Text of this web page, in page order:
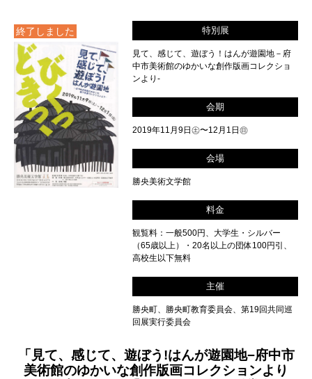
終了しました 特別展
見て、感じて、遊ぼう！はんが遊園地－府
中市美術館のゆかいな創作版画コレクショ
ンより‐
会期
2019年11月9日㊏〜12月1日㊐
会場
勝央美術文学館
料金
観覧料：一般500円、大学生・シルバー
（65歳以上）・20名以上の団体100円引、
高校生以下無料
主催
勝央町、勝央町教育委員会、第19回共同巡
回展実行委員会
「見て、感じて、遊ぼう!はんが遊園地−府中市
美術館のゆかいな創作版画コレクションより